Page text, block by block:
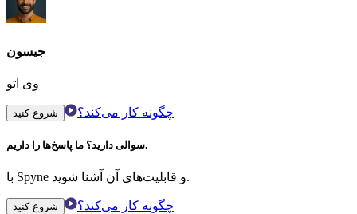
جیسون
وی اتو
شروع کنید چگونه کار می‌کند؟
سوالی دارید؟ ما پاسخ‌ها را داریم.
با Spyne و قابلیت‌های آن آشنا شوید.
شروع کنید چگونه کار می‌کند؟